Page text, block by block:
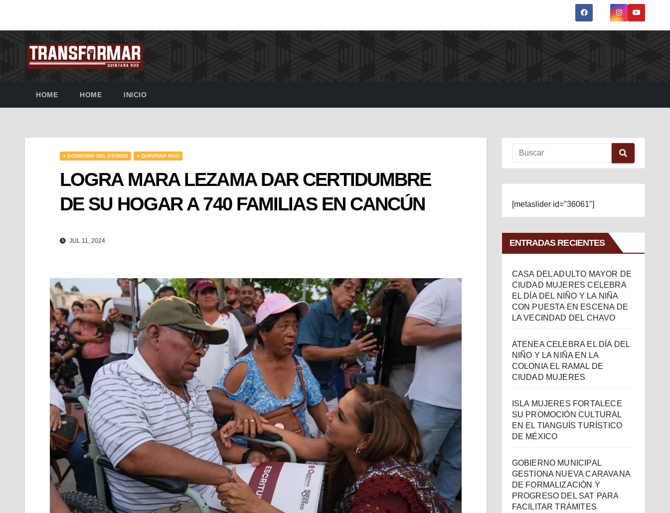
HOME HOME INICIO
● GOBIERNO DEL ESTADO ● QUINTANA ROO
LOGRA MARA LEZAMA DAR CERTIDUMBRE
DE SU HOGAR A 740 FAMILIAS EN CANCÚN
JUL 11, 2024
[metaslider id="36061"]
ENTRADAS RECIENTES
CASA DEL ADULTO MAYOR DE
CIUDAD MUJERES CELEBRA
EL DÍA DEL NIÑO Y LA NIÑA
CON PUESTA EN ESCENA DE
LA VECINDAD DEL CHAVO
ATENEA CELEBRA EL DÍA DEL
NIÑO Y LA NIÑA EN LA
COLONIA EL RAMAL DE
CIUDAD MUJERES
ISLA MUJERES FORTALECE
SU PROMOCIÓN CULTURAL
EN EL TIANGUIS TURÍSTICO
DE MÉXICO
GOBIERNO MUNICIPAL
GESTIONA NUEVA CARAVANA
DE FORMALIZACIÓN Y
PROGRESO DEL SAT PARA
FACILITAR TRÁMITES